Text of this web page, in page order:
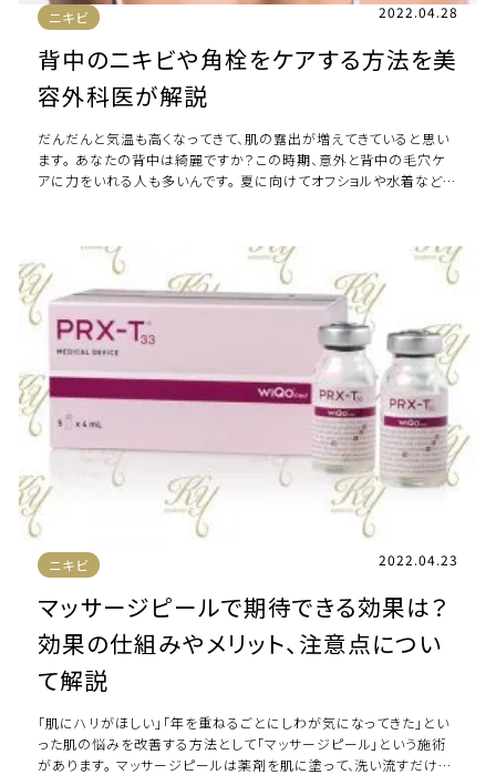
ニキビ 2022.04.28
背中のニキビや角栓をケアする方法を美
容外科医が解説
だんだんと気温も高くなってきて、肌の露出が増えてきていると思い
ます。 あなたの背中は綺麗ですか？この時期、意外と背中の毛穴ケ
アに力をいれる人も多いんです。 夏に向けてオフショルや水着なども
ニキビ 2022.04.23
マッサージピールで期待できる効果は？
効果の仕組みやメリット、注意点につい
て解説
「肌にハリがほしい」「年を重ねるごとにしわが気になってきた」とい
った肌の悩みを改善する方法として「マッサージピール」という施術
があります。 マッサージピールは薬剤を肌に塗って、洗い流すだけで